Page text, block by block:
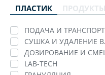
ПЛАСТИК
ПОДАЧА И
СУШКА И УДАЛЕНИЕ
ДОЗИРОВАНИЕ И
LAB-TECH